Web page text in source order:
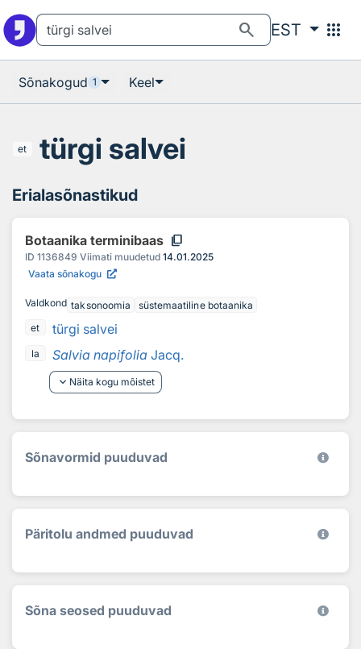
search EST apps
Sõnakogud 1 Keel
et türgi salvei
Erialasõnastikud
Botaanika terminibaas content_copy
ID 1136849 Viimati muudetud 14.01.2025
Vaata sõnakogu
Valdkond taksonoomia
süstemaatiline botaanika
et
türgi salvei
la Salvia napifolia Jacq.
keyboard_arrow_down Näita kogu mõistet
Sõnavormid puuduvad
Päritolu andmed puuduvad
Sõna seosed puuduvad